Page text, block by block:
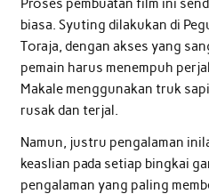
Proses pembuatan film ini
biasa. Syuting dilakukan di
Toraja, dengan akses yang
pemain harus menempuh
Makale menggunakan truk
rusak dan terjal.
Namun, justru pengalaman
keaslian pada setiap bingkai
pengalaman yang paling